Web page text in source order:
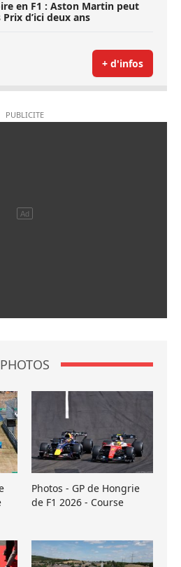
en F1 : Aston Martin peut
d’ici deux ans
+ d'infos
PHOTOS
Photos - GP de Hongrie
de F1 2026 - Course